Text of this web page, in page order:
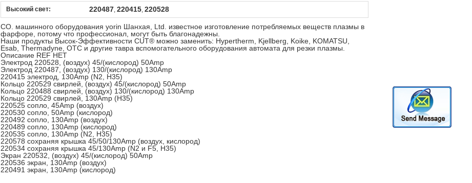
Высокий свет: 220487, 220415, 220528
CO. машинного оборудования yorin Шанхая, Ltd. известное изготовление потребляемых веществ плазмы в
фарфоре, потому что профессионал, могут быть благонадежны.
Наши продукты Высок-Эффективности CUT® можно заменить: Hypertherm, Kjellberg, Koike, KOMATSU,
Esab, Thermadyne, OTC и другие тавра вспомогательного оборудования автомата для резки плазмы.
Описание REF НЕТ
Электрод 220528, (воздух) 45/(кислород) 50Amp
Электрод 220487, (воздух) 130/(кислород) 130Amp
220415 электрод, 130Amp (N2, H35)
Кольцо 220529 свирлей, (воздух) 45/(кислород) 50Amp
Кольцо 220488 свирлей, (воздух) 130/(кислород) 130Amp
Кольцо 220529 свирлей, 130Amp (H35)
220525 сопло, 45Amp (воздух)
220530 сопло, 50Amp (кислород)
220492 сопло, 130Amp (воздух)
220489 сопло, 130Amp (кислород)
220535 сопло, 130Amp (N2, H35)
220578 сохраняя крышка 45/50/130Amp (воздух, кислород)
220534 сохраняя крышка 45/130Amp (N2 и F5, H35)
Экран 220532, (воздух) 45/(кислород) 50Amp
220536 экран, 130Amp (воздух)
220491 экран, 130Amp (кислород)